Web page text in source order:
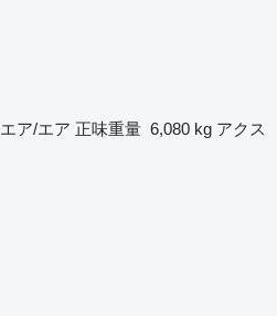
エア/エア 正味重量 6,080 kg アクス